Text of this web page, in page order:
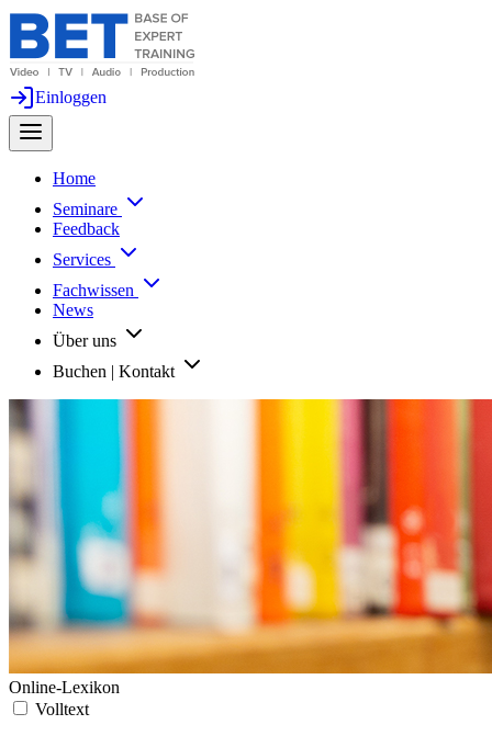
Einloggen
Home
Seminare
Feedback
Services
Fachwissen
News
Über uns
Buchen | Kontakt
Online-Lexikon
Volltext